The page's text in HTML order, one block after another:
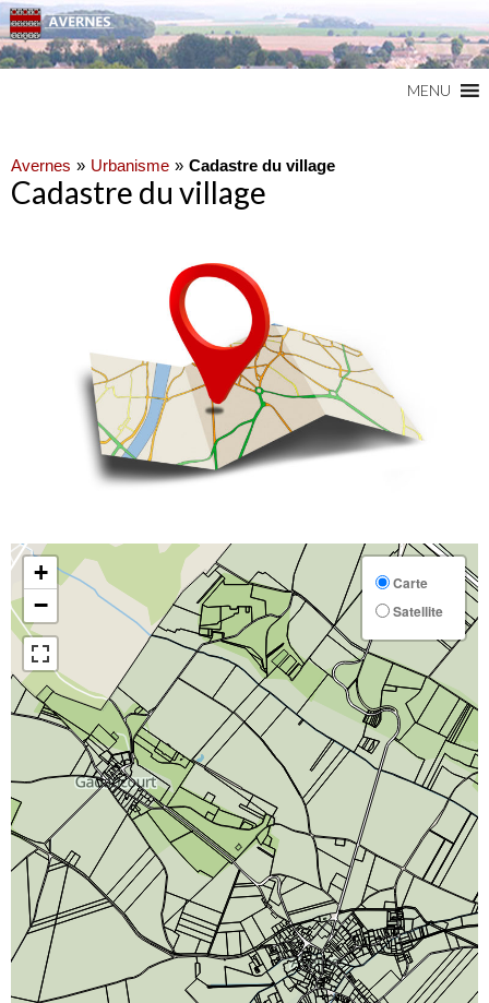
MENU
Avernes Urbanisme Cadastre du village
Cadastre du village